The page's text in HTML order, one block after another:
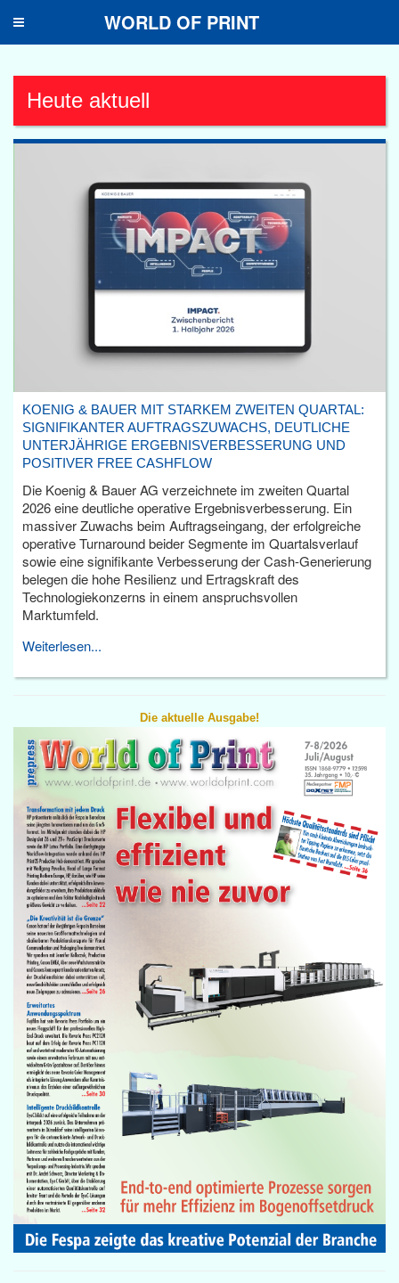
Toggle
WORLD OF PRINT
Heute aktuell
KOENIG & BAUER MIT STARKEM ZWEITEN QUARTAL:
SIGNIFIKANTER AUFTRAGSZUWACHS, DEUTLICHE
UNTERJÄHRIGE ERGEBNISVERBESSERUNG UND
POSITIVER FREE CASHFLOW
Die Koenig & Bauer AG verzeichnete im zweiten Quartal
2026 eine deutliche operative Ergebnisverbesserung. Ein
massiver Zuwachs beim Auftragseingang, der erfolgreiche
operative Turnaround beider Segmente im Quartalsverlauf
sowie eine signifikante Verbesserung der Cash-Generierung
belegen die hohe Resilienz und Ertragskraft des
Technologiekonzerns in einem anspruchsvollen
Marktumfeld.
Weiterlesen...
Die aktuelle Ausgabe!